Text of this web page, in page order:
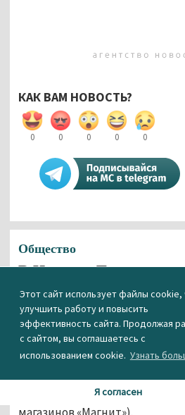
Этот сайт использует файлы cookie,
улучшить работу и повысить
эффективность сайта. Продолжая
с сайтом, вы соглашаетесь с
использованием cookie. Узнать
Я согласен
КАК ВАМ НОВОСТЬ?
0 0 0 0 0
Общество
В Нижнем Тагиле сеть
«Магнит» за
йогуртами и
на 110 000 рублей
18 сентября Арбитражный
назначил штраф для